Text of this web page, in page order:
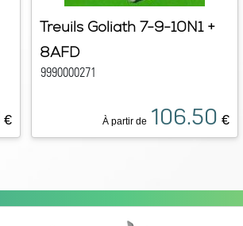
€
Treuils Goliath 7-9-10N1 +
8AFD
9990000271
À partir de 106.50 €